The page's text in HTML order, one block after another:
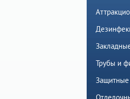
Трубы и
Защитные